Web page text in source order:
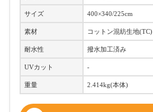
サイズ 400×340/225cm
素材 コットン混紡生地(TC)
耐水性 撥水加工済み
UVカット ‐
重量 2.414kg(本体)